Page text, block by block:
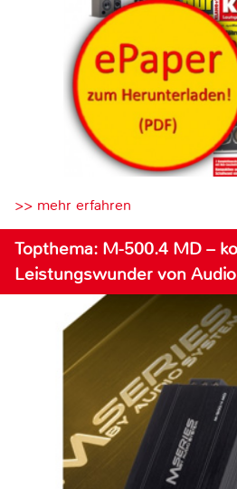
>> mehr erfahren
Topthema: M-500.4 MD –
Leistungswunder von